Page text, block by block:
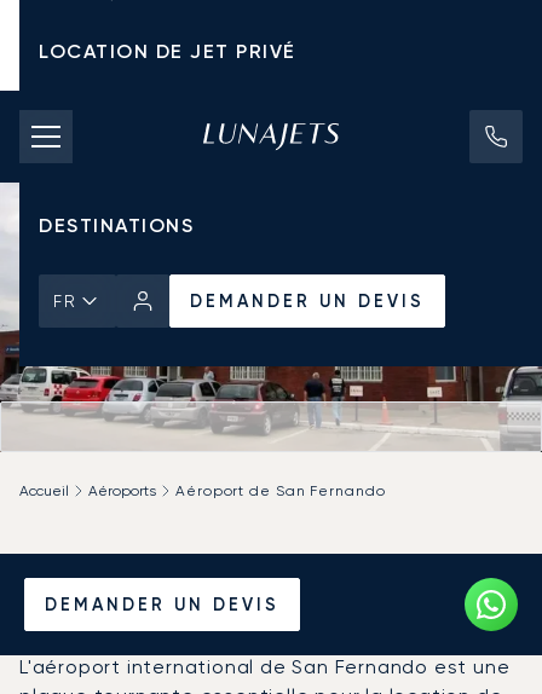
LOCATION DE JET PRIVÉ
TARIFS D'AFFRÈTEMENT
JETS PRIVÉS
DESTINATIONS
FR DEMANDER UN DEVIS
DEMANDER UN DEVIS
Accueil Aéroports Aéroport de San Fernando
Louer un Jet Privé de/vers
l'Aéroport de San Fernando
L'aéroport international de San Fernando est une